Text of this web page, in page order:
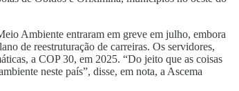
Ambiente entraram em greve em julho, embora
de reestruturação de carreiras. Os servidores,
a COP 30, em 2025. “Do jeito que as coisas
neste país”, disse, em nota, a Ascema